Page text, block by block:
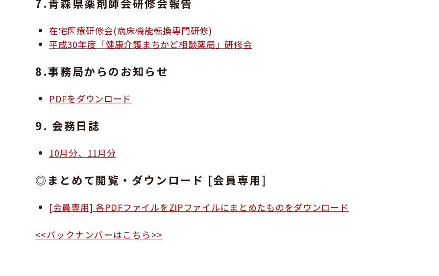
在宅医療研修会(病床機能転換専門研修)
平成30年度「健康介護まちかど相談薬局」研修会
8.事務局からのお知らせ
PDFをダウンロード
9. 会務日誌
10月分、11月分
◎まとめて閲覧・ダウンロード [会員専用]
[会員専用] 各PDFファイルをZIPファイルにまとめたものをダウンロード
<<バックナンバーはこちら>>